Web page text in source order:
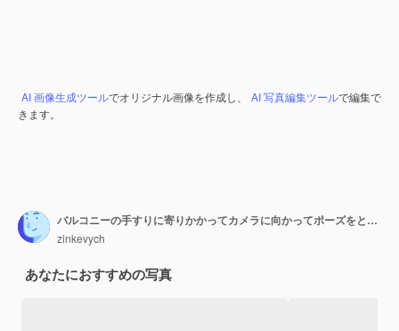
AI 画像生成ツールでオリジナル画像を作成し、 AI 写真編集ツールで編集で
きます。
バルコニーの手すりに寄りかかってカメラに向かってポーズをとっている眼鏡の喜んでいる男の正面図
zinkevych
あなたにおすすめの写真